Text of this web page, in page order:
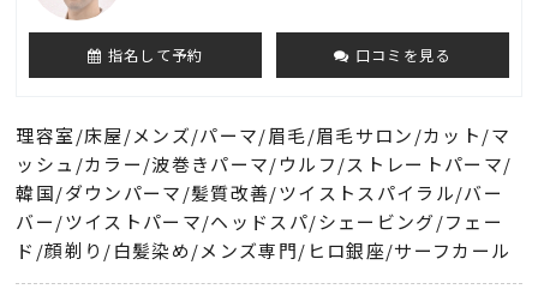
指名して予約 口コミを見る
理容室/床屋/メンズ/パーマ/眉毛/眉毛サロン/カット/マ
ッシュ/カラー/波巻きパーマ/ウルフ/ストレートパーマ/
韓国/ダウンパーマ/髪質改善/ツイストスパイラル/バー
バー/ツイストパーマ/ヘッドスパ/シェービング/フェー
ド/顔剃り/白髪染め/メンズ専門/ヒロ銀座/サーフカール